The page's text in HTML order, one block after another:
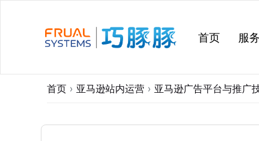
首页 服
首页 › 亚马逊站内运营 › 亚马逊广告平台与推广